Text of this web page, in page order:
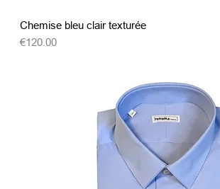
クイックビュー
Chemise bleu clair texturée
価格
€120.00